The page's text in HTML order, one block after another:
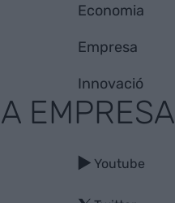
Economia
Empresa
Innovació
EMPRESA
Youtube